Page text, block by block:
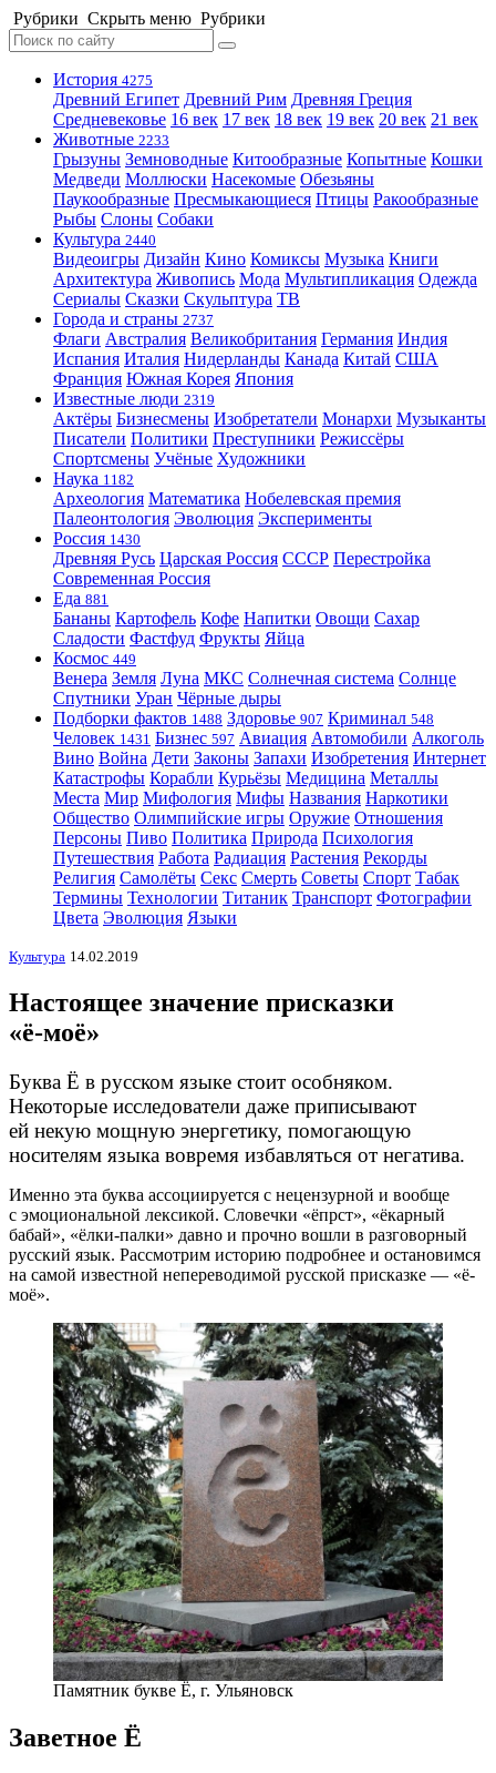
Рубрики Скрыть меню Рубрики
История 4275
Древний Египет Древний Рим Древняя Греция
Средневековье 16 век 17 век 18 век 19 век 20 век 21 век
Животные 2233
Грызуны Земноводные Китообразные Копытные Кошки
Медведи Моллюски Насекомые Обезьяны
Паукообразные Пресмыкающиеся Птицы Ракообразные
Рыбы Слоны Собаки
Культура 2440
Видеоигры Дизайн Кино Комиксы Музыка Книги
Архитектура Живопись Мода Мультипликация Одежда
Сериалы Сказки Скульптура ТВ
Города и страны 2737
Флаги Австралия Великобритания Германия Индия
Испания Италия Нидерланды Канада Китай США
Франция Южная Корея Япония
Известные люди 2319
Актёры Бизнесмены Изобретатели Монархи Музыканты
Писатели Политики Преступники Режиссёры
Спортсмены Учёные Художники
Наука 1182
Археология Математика Нобелевская премия
Палеонтология Эволюция Эксперименты
Россия 1430
Древняя Русь Царская Россия СССР Перестройка
Современная Россия
Еда 881
Бананы Картофель Кофе Напитки Овощи Сахар
Сладости Фастфуд Фрукты Яйца
Космос 449
Венера Земля Луна МКС Солнечная система Солнце
Спутники Уран Чёрные дыры
Подборки фактов 1488 Здоровье 907 Криминал 548
Человек 1431 Бизнес 597 Авиация Автомобили Алкоголь
Вино Война Дети Законы Запахи Изобретения Интернет
Катастрофы Корабли Курьёзы Медицина Металлы
Места Мир Мифология Мифы Названия Наркотики
Общество Олимпийские игры Оружие Отношения
Персоны Пиво Политика Природа Психология
Путешествия Работа Радиация Растения Рекорды
Религия Самолёты Секс Смерть Советы Спорт Табак
Термины Технологии Титаник Транспорт Фотографии
Цвета Эволюция Языки
Культура 14.02.2019
Настоящее значение присказки
«ё-моё»
Буква Ё в русском языке стоит особняком.
Некоторые исследователи даже приписывают
ей некую мощную энергетику, помогающую
носителям языка вовремя избавляться от негатива.
Именно эта буква ассоциируется с нецензурной и вообще
с эмоциональной лексикой. Словечки «ёпрст», «ёкарный
бабай», «ёлки-палки» давно и прочно вошли в разговорный
русский язык. Рассмотрим историю подробнее и остановимся
на самой известной непереводимой русской присказке — «ё-
моё».
Памятник букве Ё, г. Ульяновск
Заветное Ё